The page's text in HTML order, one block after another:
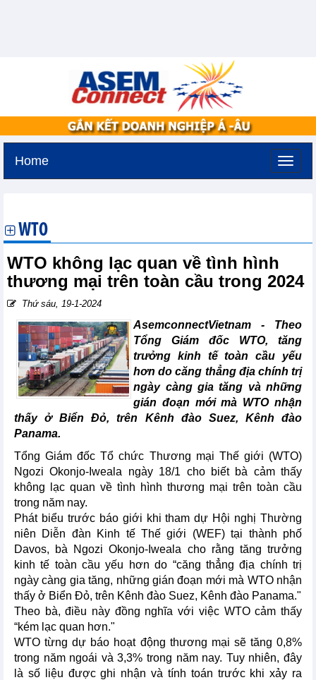
Home
WTO
WTO không lạc quan về tình hình
thương mại trên toàn cầu trong 2024
Thứ sáu, 19-1-2024
AsemconnectVietnam - Theo
Tổng Giám đốc WTO, tăng
trưởng kinh tế toàn cầu yếu
hơn do căng thẳng địa chính trị
ngày càng gia tăng và những
gián đoạn mới mà WTO nhận
thấy ở Biển Đỏ, trên Kênh đào Suez, Kênh đào
Panama.
Tổng Giám đốc Tổ chức Thương mại Thế giới (WTO)
Ngozi Okonjo-Iweala ngày 18/1 cho biết bà cảm thấy
không lạc quan về tình hình thương mại trên toàn cầu
trong năm nay.
Phát biểu trước báo giới khi tham dự Hội nghị Thường
niên Diễn đàn Kinh tế Thế giới (WEF) tại thành phố
Davos, bà Ngozi Okonjo-Iweala cho rằng tăng trưởng
kinh tế toàn cầu yếu hơn do “căng thẳng địa chính trị
ngày càng gia tăng, những gián đoạn mới mà WTO nhận
thấy ở Biển Đỏ, trên Kênh đào Suez, Kênh đào Panama."
Theo bà, điều này đồng nghĩa với việc WTO cảm thấy
“kém lạc quan hơn."
WTO từng dự báo hoạt động thương mại sẽ tăng 0,8%
trong năm ngoái và 3,3% trong năm nay. Tuy nhiên, đây
là số liệu được ghi nhận và tính toán trước khi xảy ra